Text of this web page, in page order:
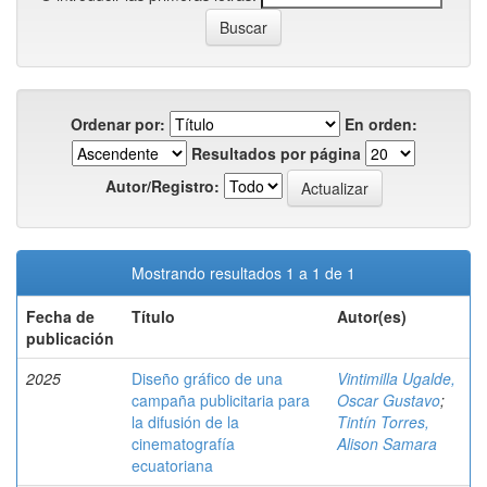
Ordenar por:
En orden:
Resultados por página
Autor/Registro:
Mostrando resultados 1 a 1 de 1
Fecha de
publicación
Título Autor(es)
2025
Diseño gráfico de una
campaña publicitaria para
la difusión de la
cinematografía
ecuatoriana
Vintimilla Ugalde,
Oscar Gustavo;
Tintín Torres,
Alison Samara